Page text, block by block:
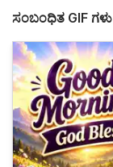
ಸಂಬಂಧಿತ GIF ಗಳು